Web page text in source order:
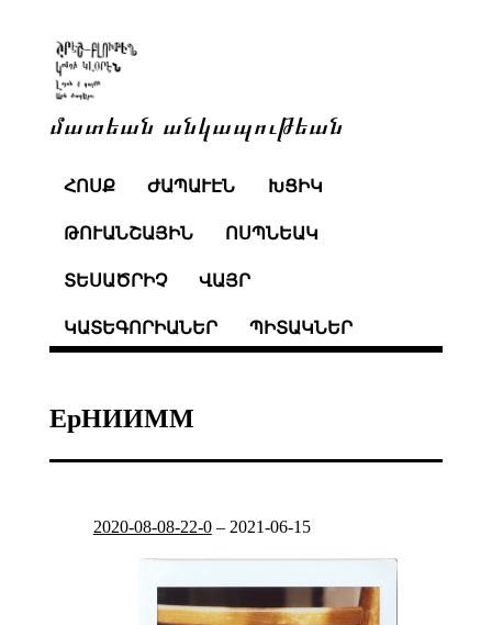
մատեան անկապութեան
ՀՈՍՔ ԺԱՊԱՒԷՆ ԽՑԻԿ
ԹՈՒԱՆՇԱՅԻՆ ՈՍՊՆԵԱԿ
ՏԵՍԱԾՐԻՉ ՎԱՅՐ
ԿԱՏԵԳՈՐԻԱՆԵՐ ՊԻՏԱԿՆԵՐ
ЕрНИИММ
2020-08-08-22-0– 2021-06-15